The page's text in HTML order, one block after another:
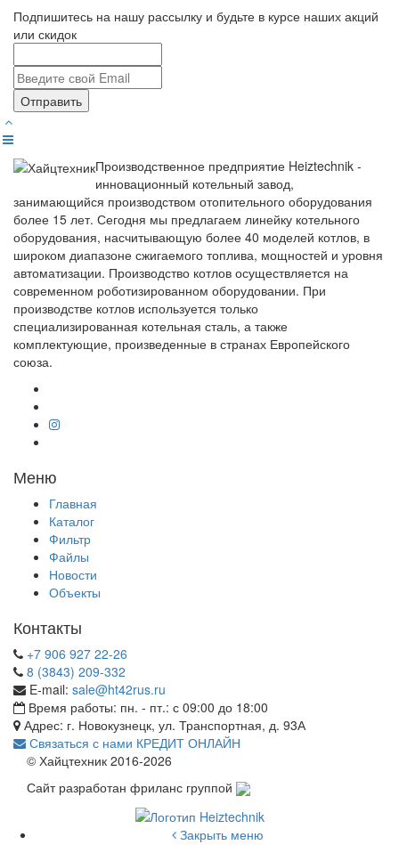
Подпишитесь на нашу рассылку и будьте в курсе наших акций
или скидок
Отправить
Производственное предприятие Heiztechnik -
инновационный котельный завод,
занимающийся производством отопительного оборудования
более 15 лет. Сегодня мы предлагаем линейку котельного
оборудования, насчитывающую более 40 моделей котлов, в
широком диапазоне сжигаемого топлива, мощностей и уровня
автоматизации. Производство котлов осуществляется на
современном роботизированном оборудовании. При
производстве котлов используется только
специализированная котельная сталь, а также
комплектующие, произведенные в странах Европейского
союза.
Меню
Главная
Каталог
Фильтр
Файлы
Новости
Объекты
Контакты
+7 906 927 22-26
8 (3843) 209-332
E-mail: sale@ht42rus.ru
Время работы: пн. - пт.: с 09:00 до 18:00
Адрес: г. Новокузнецк, ул. Транспортная, д. 93А
Связаться с нами КРЕДИТ ОНЛАЙН
© Хайцтехник 2016-2026
Сайт разработан фриланс группой
Закрыть меню